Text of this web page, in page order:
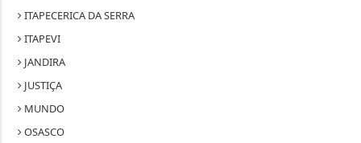
ITAPECERICA DA SERRA
ITAPEVI
JANDIRA
JUSTIÇA
MUNDO
OSASCO